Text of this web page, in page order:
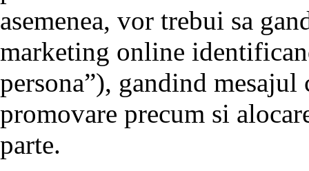
asemenea, vor trebui sa
marketing online
persona”), gandind mesajul
promovare precum si
parte.